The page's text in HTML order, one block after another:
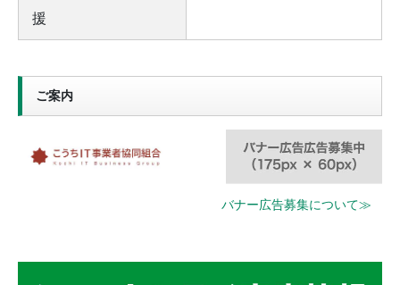
援
ご案内
バナー広告募集について≫